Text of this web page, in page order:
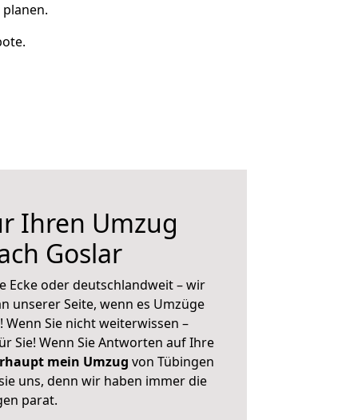
Ihren Umzug
Goslar
Ecke oder deutschlandweit – wir
unserer Seite, wenn es Umzüge
Sie nicht weiterwissen –
Sie! Wenn Sie Antworten auf Ihre
mein Umzug von Tübingen
uns, denn wir haben immer die
parat.